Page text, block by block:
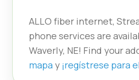
ALLO fiber internet,
phone services are
Waverly, NE! Find your
mapa y ¡regístrese para